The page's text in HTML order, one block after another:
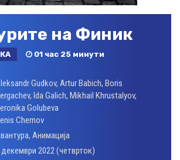
на Финик
01 час 25 минути
Gudkov, Artur Babich, Boris
, Ida Galich, Mikhail Khrustalyov,
Golubeva
Chernov
, Анимација
2022 (четврток)